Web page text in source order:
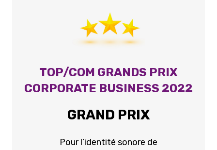
TOP/COM GRANDS PRIX
CORPORATE BUSINESS 2022
GRAND PRIX
Pour l’identité sonore de